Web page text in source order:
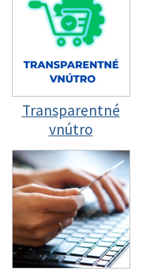
Transparentné
vnútro